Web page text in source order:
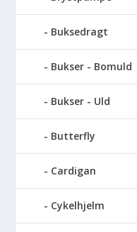
Buksedragt
Bukser - Bomuld
Bukser - Uld
Butterfly
Cardigan
Cykelhjelm